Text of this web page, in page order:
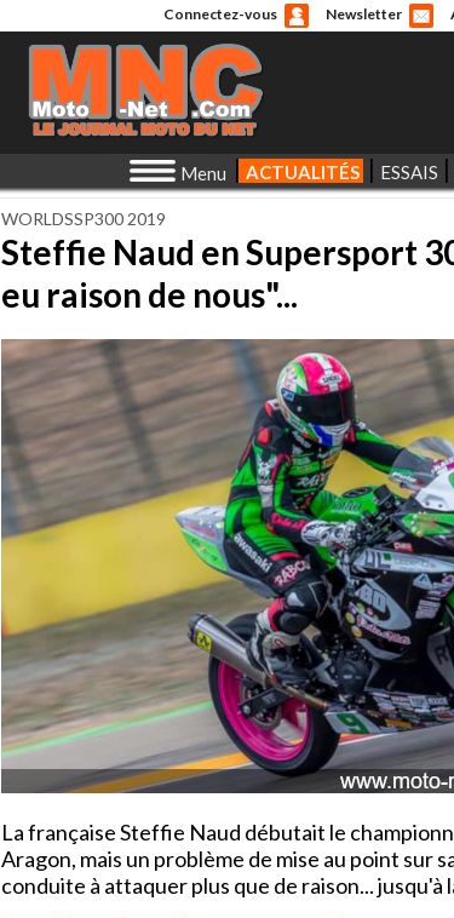
Connectez-vous Newsletter
Menu ACTUALITÉS ESSAIS
WORLDSSP300 2019
Steffie Naud en Supersport
eu raison de nous"...
La française Steffie Naud débutait le
Aragon, mais un problème de mise au point sur
conduite à attaquer plus que de raison... jusqu'à